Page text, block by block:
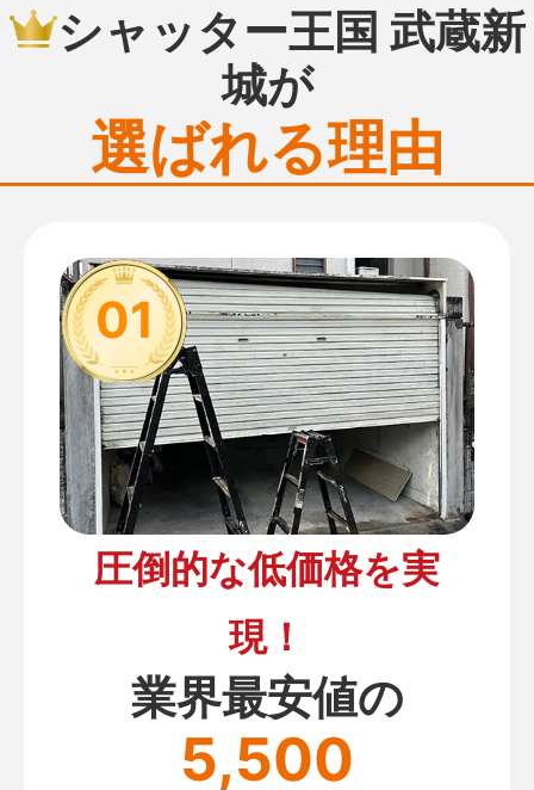
シャッター王国 武蔵新
城が
選ばれる理由
01
圧倒的な低価格を実
現！
業界最安値の
5,500